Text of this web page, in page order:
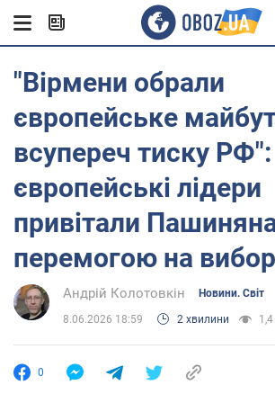
"Вірмени обрали
європейське
всупереч тиску РФ":
європейські лідери
привітали
перемогою на
Андрій Колотовкін Новини. Світ
8.06.2026 18:59 2 хвилини 1,4
0